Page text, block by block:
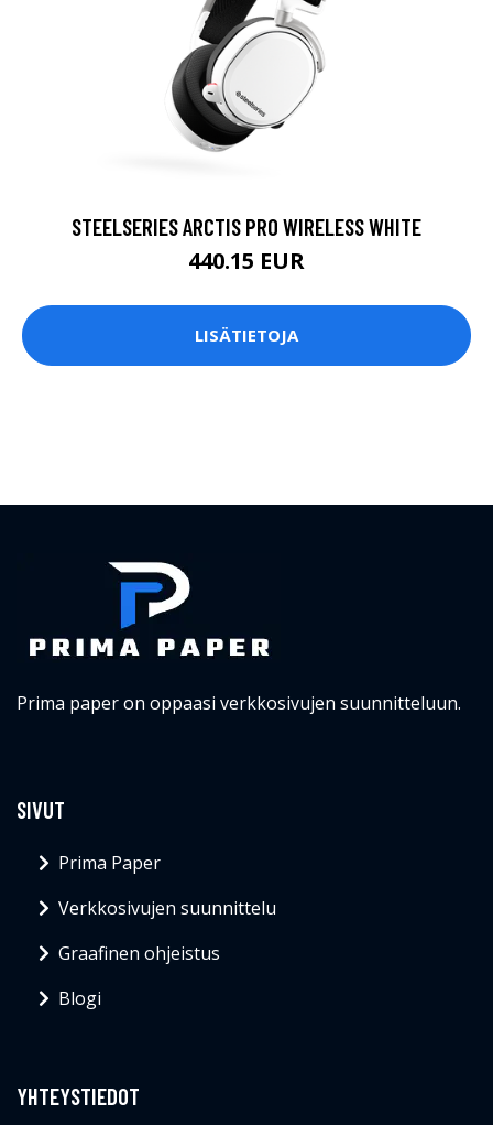
STEELSERIES ARCTIS PRO WIRELESS WHITE
440.15 EUR
LISÄTIETOJA
Prima paper on oppaasi verkkosivujen suunnitteluun.
SIVUT
Prima Paper
Verkkosivujen suunnittelu
Graafinen ohjeistus
Blogi
YHTEYSTIEDOT